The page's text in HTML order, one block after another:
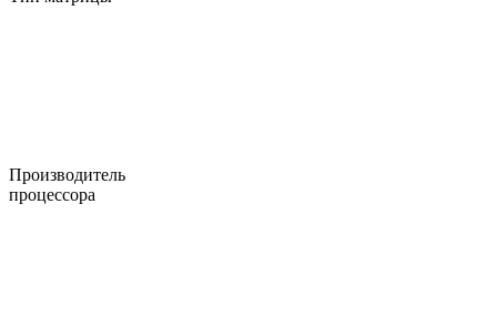
Производитель
процессора